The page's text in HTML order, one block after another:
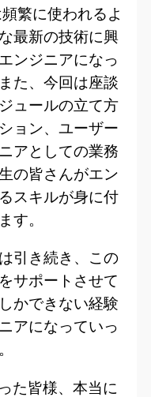
繁に使われるよ
最新の技術に興
ンジニアになっ
た、今回は座談
ュールの立て方
ョン、ユーザー
アとしての業務
の皆さんがエン
スキルが身に付
す。
引き続き、この
サポートさせて
かできない経験
アになっていっ
た皆様、本当に